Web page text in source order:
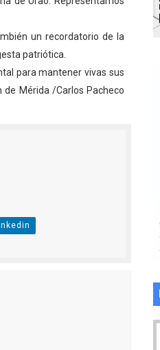
en Ejido
un recordatorio de la
patriótica.
para mantener vivas sus
Mérida /Carlos Pacheco